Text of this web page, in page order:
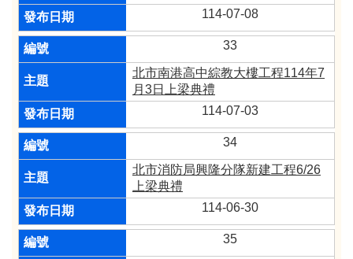
114-07-08
33
北市南港高中綜教大樓工程114年7
月3日上梁典禮
114-07-03
34
北市消防局興隆分隊新建工程6/26
上梁典禮
114-06-30
35